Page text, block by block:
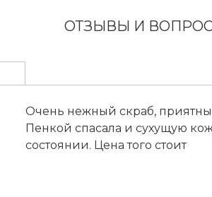
ОТЗЫВЫ И
Очень нежный скраб,
Пенкой спасала и сухущую
состоянии. Цена того стоит